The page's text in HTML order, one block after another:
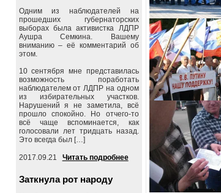
Одним из наблюдателей на
прошедших губернаторских
выборах была активистка ЛДПР
Аушра Семкина. Вашему
вниманию – её комментарий об
этом.
10 сентября мне представилась
возможность поработать
наблюдателем от ЛДПР на одном
из избирательных участков.
Нарушений я не заметила, всё
прошло спокойно. Но отчего-то
всё чаще вспоминается, как
голосовали лет тридцать назад.
Это всегда был […]
2017.09.21 Читать подробнее
Заткнула рот народу